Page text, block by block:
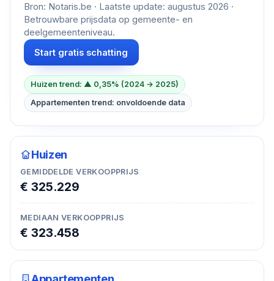
Bron: Notaris.be · Laatste update: augustus 2026 ·
Betrouwbare prijsdata op gemeente- en
deelgemeenteniveau.
Start gratis schatting
Huizen trend: ▲ 0,35% (2024 → 2025)
Appartementen trend: onvoldoende data
Huizen
GEMIDDELDE VERKOOPPRIJS
€ 325.229
MEDIAAN VERKOOPPRIJS
€ 323.458